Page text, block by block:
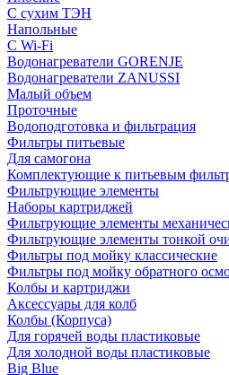
С сухим ТЭН
Напольные
С Wi-Fi
Водонагреватели GORENJE
Водонагреватели ZANUSSI
Малый объем
Проточные
Водоподготовка и фильтрация
Фильтры питьевые
Для самогона
Комплектующие к питьевым
Фильтрующие элементы
Наборы картриджей
Фильтрующие элементы
Фильтрующие элементы тонкой
Фильтры под мойку классические
Фильтры под мойку обратного
Колбы и картриджи
Аксессуары для колб
Колбы (Корпуса)
Для горячей воды пластиковые
Для холодной воды пластиковые
Big Blue